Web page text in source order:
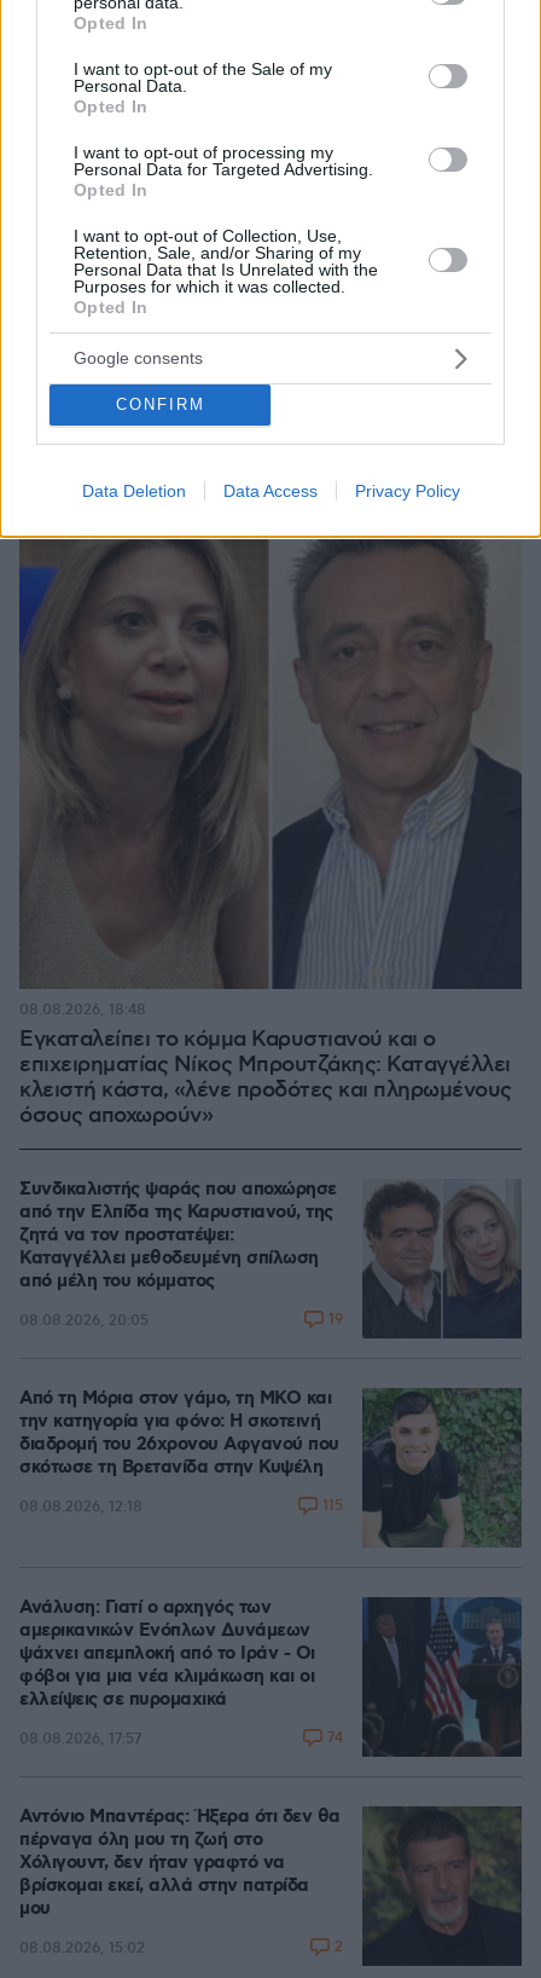
grant or deny consent to Google and its third-party tags to
use your data for below specified purposes in below Google
consent section.
Opted In
I want to opt-out of the Sale of my
Personal Data.
Opted In
I want to opt-out of processing my
Personal Data for Targeted Advertising.
Opted In
I want to opt-out of Collection, Use,
Retention, Sale, and/or Sharing of my
Personal Data that Is Unrelated with the
Purposes for which it was collected.
Opted In
Google consents
CONFIRM
Data Deletion Data Access Privacy Policy
Μυστήριο 3.500 ετών στη Σαντορίνη: Ο 15χρονος
που δεν πρόλαβε να ξεφύγει από το τσουνάμι
μπορεί ν' αλλάξει τη χρονολογία της μεγάλης
έκρηξης
08.08.2026, 18:08
Εγκαταλείπει το κόμμα Καρυστιανού και ο
επιχειρηματίας Νίκος Μπρουτζάκης: Καταγγέλλει
κλειστή κάστα, «λένε προδότες και πληρωμένους
όσους αποχωρούν»
08.08.2026, 18:48
Συνδικαλιστής ψαράς που αποχώρησε
από την Ελπίδα της Καρυστιανού, της
ζητά να τον προστατέψει:
Καταγγέλλει μεθοδευμένη σπίλωση
από μέλη του κόμματος
08.08.2026, 20:05 19
Από τη Μόρια στον γάμο, τη ΜΚΟ και
την κατηγορία για φόνο: Η σκοτεινή
διαδρομή του 26χρονου Αφγανού που
σκότωσε τη Βρετανίδα στην Κυψέλη
08.08.2026, 12:18 115
Ανάλυση: Γιατί ο αρχηγός των
αμερικανικών Ενόπλων Δυνάμεων
ψάχνει απεμπλοκή από το Ιράν - Οι
φόβοι για μια νέα κλιμάκωση και οι
ελλείψεις σε πυρομαχικά
08.08.2026, 17:57 74
Αντόνιο Μπαντέρας: Ήξερα ότι δεν θα
πέρναγα όλη μου τη ζωή στο
Χόλιγουντ, δεν ήταν γραφτό να
βρίσκομαι εκεί, αλλά στην πατρίδα
μου
08.08.2026, 15:02 2